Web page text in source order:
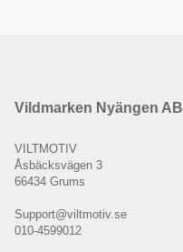
Vildmarken Nyängen AB
VILTMOTIV
Åsbäcksvägen 3
66434 Grums
Support@viltmotiv.se
010-4599012